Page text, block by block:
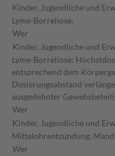
Kinder, Jugendliche und
Lyme-Borreliose:
Wer
Kinder, Jugendliche und
Lyme-Borreliose:
entsprechend dem
Dosierungsabstand
ausgedehnter
Wer
Kinder, Jugendliche und
Mittelohrentzündung,
Wer